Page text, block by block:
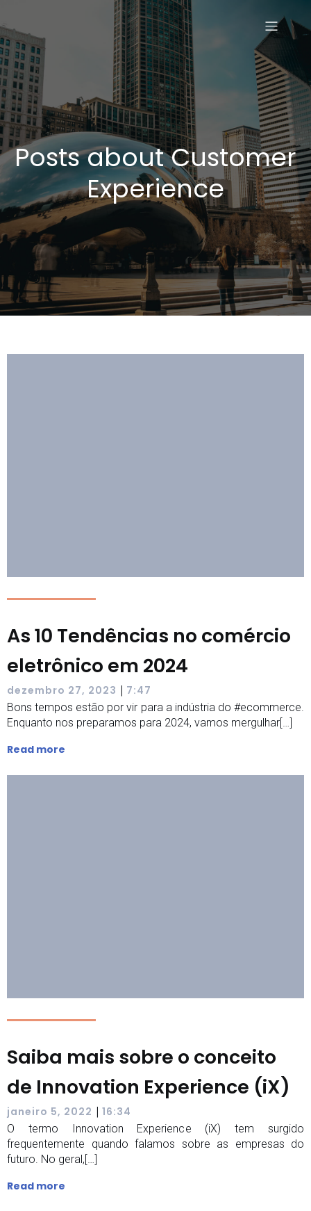
Posts about Customer
Experience
As 10 Tendências no comércio
eletrônico em 2024
dezembro 27, 2023 | 7:47
Bons tempos estão por vir para a indústria do #ecommerce.
Enquanto nos preparamos para 2024, vamos mergulhar[…]
Read more
Saiba mais sobre o conceito
de Innovation Experience (iX)
janeiro 5, 2022 | 16:34
O termo Innovation Experience (iX) tem surgido
frequentemente quando falamos sobre as empresas do
futuro. No geral,[…]
Read more